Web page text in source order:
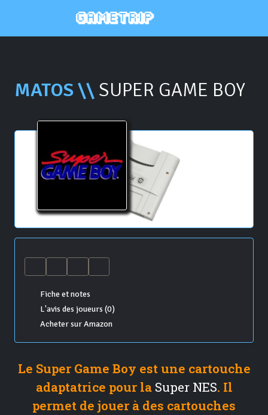
MATOS \\ SUPER GAME BOY
Fiche et notes
L'avis des joueurs (0)
Acheter sur Amazon
Le Super Game Boy est une cartouche
adaptatrice pour la Super NES. Il
permet de jouer à des cartouches